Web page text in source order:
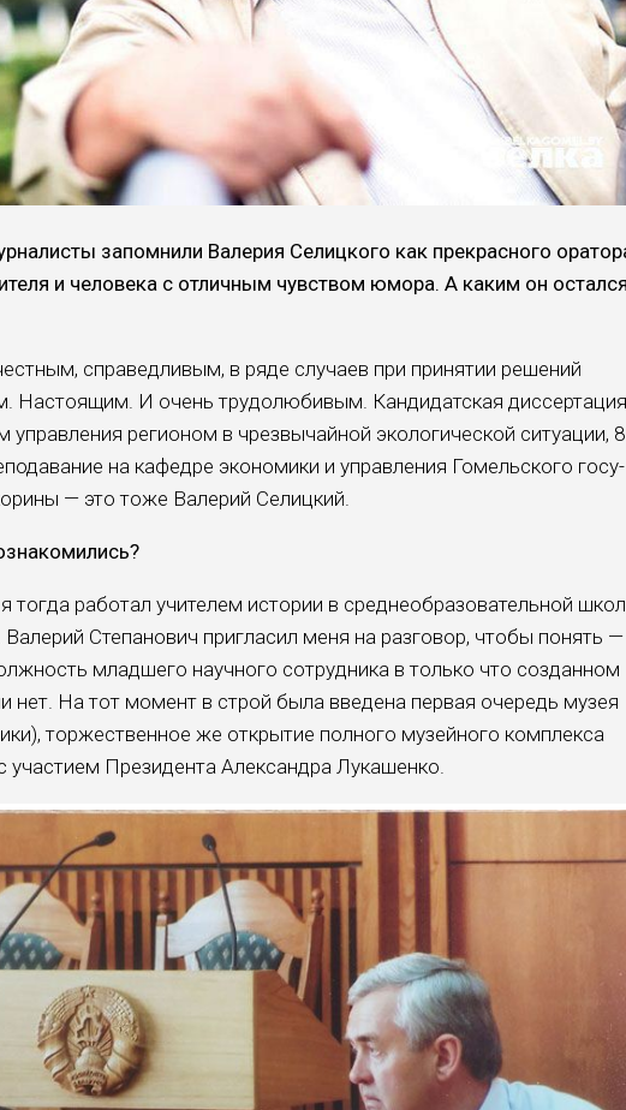
запомнили Валерия Селицкого как прекрасного
и человека с отличным чувством юмо­ра. А каким он
справедливым, в ряде случаев при при­нятии решений
Настоящим. И очень трудолюби­вым. Кандидатская
ре­гионом в чрезвычайной экологиче­ской ситуации,
на кафедре эконо­мики и управления Гомельского госу­
— это тоже Валерий Селицкий.
тогда работал учителем истории в средне­образовательной
Степанович при­гласил меня на разговор, чтобы по­нять —
младшего научного сотрудни­ка в только что созданном
нет. На тот момент в строй была введена первая очередь му­зея
тор­жественное же открытие полного му­зейного комплекса
участием Президента Алексан­дра Лукашенко.